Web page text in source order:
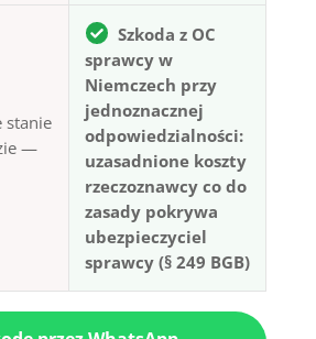
stanie
—
Szkoda z OC
sprawcy w
Niemczech przy
jednoznacznej
odpowiedzialności:
uzasadnione koszty
rzeczoznawcy co do
zasady pokrywa
ubezpieczyciel
sprawcy (§ 249 BGB)